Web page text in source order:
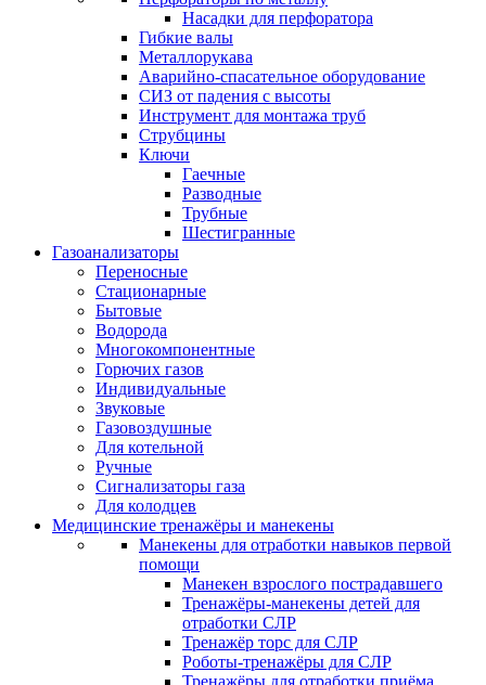
Насадки для перфоратора
Гибкие валы
Металлорукава
Аварийно-спасательное оборудование
СИЗ от падения с высоты
Инструмент для монтажа труб
Струбцины
Ключи
Гаечные
Разводные
Трубные
Шестигранные
Газоанализаторы
Переносные
Стационарные
Бытовые
Водорода
Многокомпонентные
Горючих газов
Индивидуальные
Звуковые
Газовоздушные
Для котельной
Ручные
Сигнализаторы газа
Для колодцев
Медицинские тренажёры и манекены
Манекены для отработки навыков первой
помощи
Манекен взрослого пострадавшего
Тренажёры-манекены детей для
отработки СЛР
Тренажёр торс для СЛР
Роботы-тренажёры для СЛР
Тренажёры для отработки приёма